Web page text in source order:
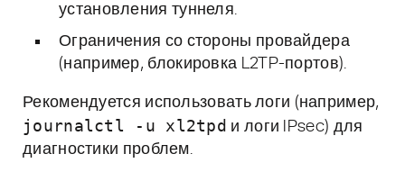
установления туннеля.
Ограничения со стороны провайдера
(например, блокировка L2TP-портов).
Рекомендуется использовать логи (например,
journalctl -u xl2tpd и логи IPsec) для
диагностики проблем.